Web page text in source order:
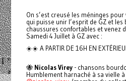
On s’est creusé les méninges
qui puisse unir l’esprit de GZ et
chaussures confortables et venez
Samedi 4 Juillet à GZ avec :
☀️☀️ A PARTIR DE 16H EN
🐝Nicolas Virey- chansons
Humblement harnaché à sa vielle